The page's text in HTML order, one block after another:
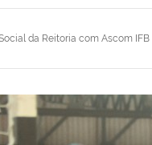
da Reitoria com Ascom IFB